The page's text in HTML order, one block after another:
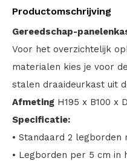
Productomschrijving
Gereedschap-
Voor het overzichtelijk
materialen kies je voor
stalen draaideurkast uit
Afmeting H195 x B100 x
Specificatie:
• Standaard 2 legborden
• Legborden per 5 cm in